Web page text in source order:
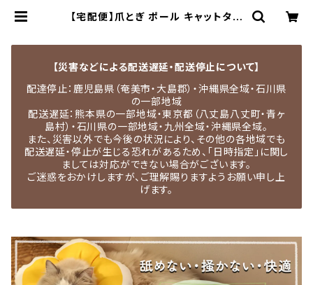
【宅配便】爪とぎ ポール キャットタワ
【災害などによる配送遅延・配送停止について】
配達停止：鹿児島県（奄美市・大島郡）・沖縄県全域・石川県
の一部地域
配送遅延：熊本県の一部地域・東京都（八丈島八丈町・青ヶ
島村）・石川県の一部地域・九州全域・沖縄県全域。
また、災害以外でも今後の状況により、その他の各地域でも
配送遅延・停止が生じる恐れがあるため、「日時指定」に関し
ましては対応ができない場合がございます。
ご迷惑をおかけしますが、ご理解賜りますようお願い申し上
げます。